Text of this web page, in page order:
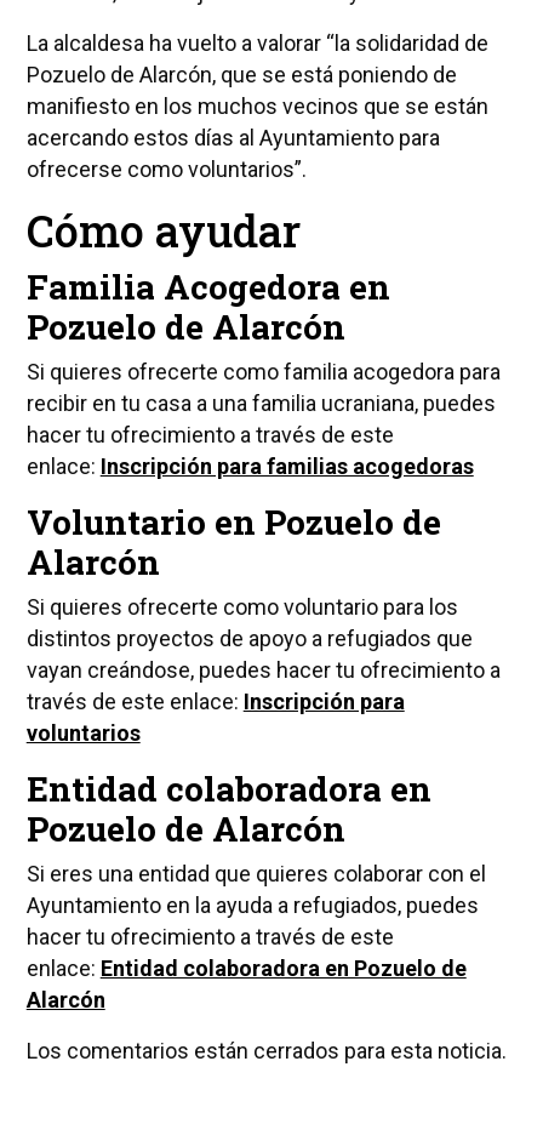
La alcaldesa ha vuelto a valorar “la solidaridad de
Pozuelo de Alarcón, que se está poniendo de
manifiesto en los muchos vecinos que se están
acercando estos días al Ayuntamiento para
ofrecerse como voluntarios”.
Cómo ayudar
Familia Acogedora en
Pozuelo de Alarcón
Si quieres ofrecerte como familia acogedora para
recibir en tu casa a una familia ucraniana, puedes
hacer tu ofrecimiento a través de este
enlace: Inscripción para familias acogedoras
Voluntario en Pozuelo de
Alarcón
Si quieres ofrecerte como voluntario para los
distintos proyectos de apoyo a refugiados que
vayan creándose, puedes hacer tu ofrecimiento a
través de este enlace: Inscripción para
voluntarios
Entidad colaboradora en
Pozuelo de Alarcón
Si eres una entidad que quieres colaborar con el
Ayuntamiento en la ayuda a refugiados, puedes
hacer tu ofrecimiento a través de este
enlace: Entidad colaboradora en Pozuelo de
Alarcón
Los comentarios están cerrados para esta noticia.